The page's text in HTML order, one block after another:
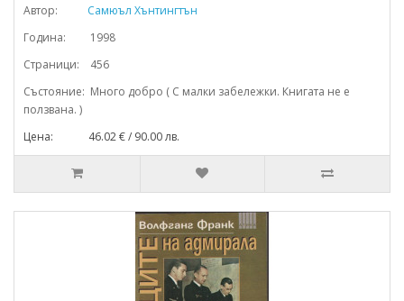
Автор:
Самюъл Хънтингтън
Година: 1998
Страници: 456
Състояние: Много добро ( С малки забележки. Книгата не е
ползвана. )
Цена: 46.02 € / 90.00 лв.